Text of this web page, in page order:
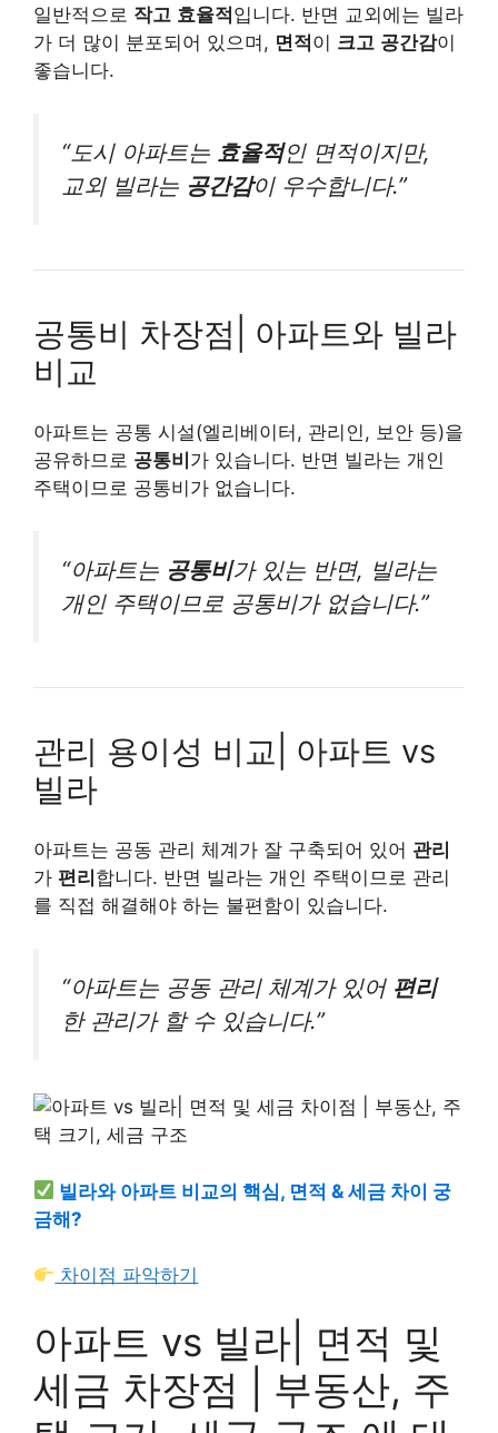
일반적으로 작고 효율적 입니다. 반면 교외에는 빌라
가 더 많이 분포되어 있으며, 면적 이 크고 공간감이
좋습니다.
“도시 아파트는 효율적인 면적이지만,
교외 빌라는 공간감이 우수합니다.”
공통비 차장점| 아파트와 빌라
비교
아파트는 공통 시설(엘리베이터, 관리인, 보안 등)을
공유하므로 공통비 가 있습니다. 반면 빌라는 개인
주택이므로 공통비가 없습니다.
“아파트는 공통비가 있는 반면, 빌라는
개인 주택이므로 공통비가 없습니다.”
관리 용이성 비교| 아파트 vs
빌라
아파트는 공동 관리 체계가 잘 구축되어 있어 관리
가 편리 합니다. 반면 빌라는 개인 주택이므로 관리
를 직접 해결해야 하는 불편함이 있습니다.
“아파트는 공동 관리 체계가 있어 편리
한 관리가 할 수 있습니다.”
빌라와 아파트 비교의 핵심, 면적 & 세금 차이 궁
금해?
차이점 파악하기
아파트 vs 빌라| 면적 및
세금 차장점 | 부동산, 주